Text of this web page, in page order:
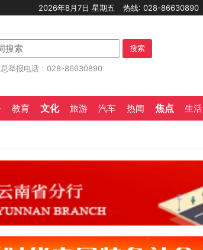
2026年8月7日 星期五 热线: 028-86630890
搜索
举报电话：028-86630890
教育 文化 旅游 汽车 热闻 焦点 生活